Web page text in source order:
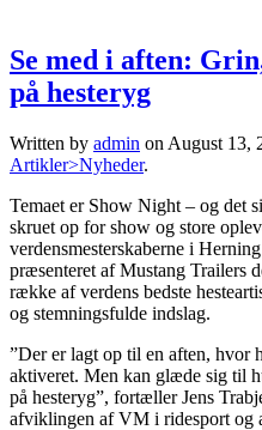
Se med i aften:
på hesteryg
Written by admin on August 13,
Artikler>Nyheder.
Temaet er Show Night – og det
skruet op for show og store
verdensmesterskaberne i
præsenteret af Mustang Trailers
række af verdens bedste
og stemningsfulde indslag.
”Der er lagt op til en aften, hvor
aktiveret. Men kan glæde sig til
på hesteryg”, fortæller Jens
afviklingen af VM i ridesport og